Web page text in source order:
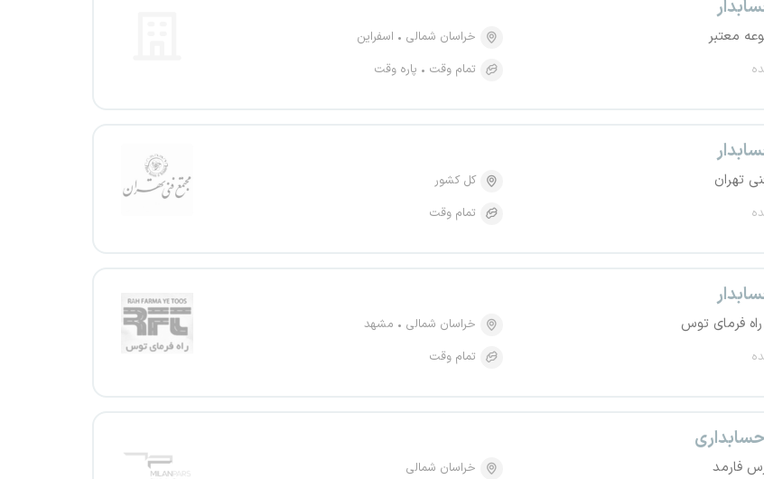
معتبر خراسان شمالی
اسفراین
تمام وقت
پاره وقت
تهران
کل کشور
تمام وقت
فرمای توس خراسان شمالی
مشهد
تمام وقت
فارمد
خراسان شمالی